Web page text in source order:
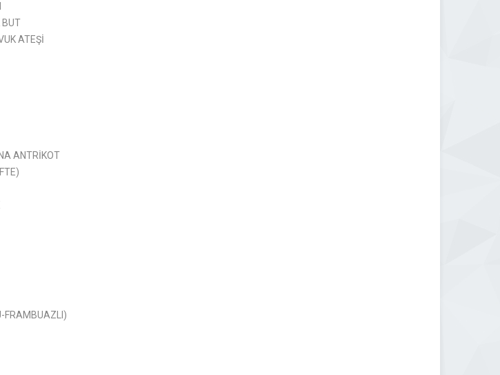
BUT
ATEŞİ
ANTRİKOT
FRAMBUAZLI)